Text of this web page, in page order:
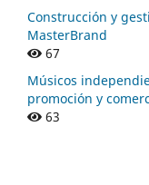
Construcción y
MasterBrand
67
Músicos
promoción y
63